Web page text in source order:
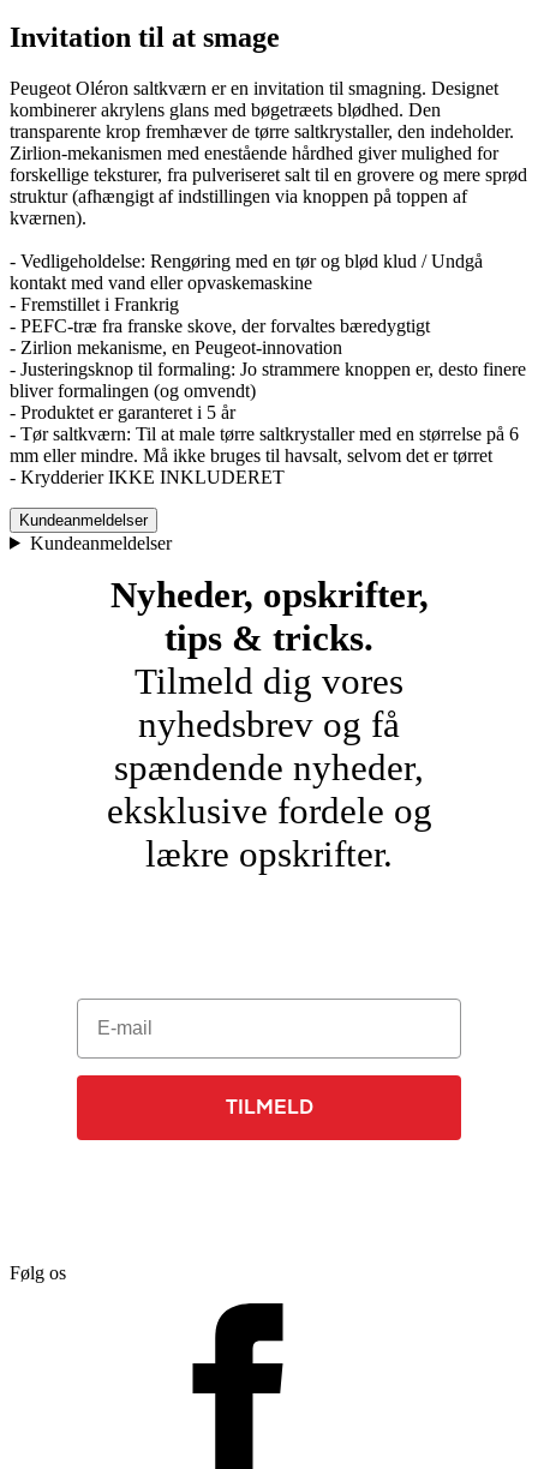
Invitation til at smage
Peugeot Oléron saltkværn er en invitation til smagning. Designet
kombinerer akrylens glans med bøgetræets blødhed. Den
transparente krop fremhæver de tørre saltkrystaller, den indeholder.
Zirlion-mekanismen med enestående hårdhed giver mulighed for
forskellige teksturer, fra pulveriseret salt til en grovere og mere sprød
struktur (afhængigt af indstillingen via knoppen på toppen af
kværnen).
- Vedligeholdelse: Rengøring med en tør og blød klud / Undgå
kontakt med vand eller opvaskemaskine
- Fremstillet i Frankrig
- PEFC-træ fra franske skove, der forvaltes bæredygtigt
- Zirlion mekanisme, en Peugeot-innovation
- Justeringsknop til formaling: Jo strammere knoppen er, desto finere
bliver formalingen (og omvendt)
- Produktet er garanteret i 5 år
- Tør saltkværn: Til at male tørre saltkrystaller med en størrelse på 6
mm eller mindre. Må ikke bruges til havsalt, selvom det er tørret
- Krydderier IKKE INKLUDERET
Kundeanmeldelser
Kundeanmeldelser
Nyheder, opskrifter,
tips & tricks.
Tilmeld dig vores
nyhedsbrev og få
spændende nyheder,
eksklusive fordele og
lækre opskrifter.
E-mail
TILMELD
Følg os